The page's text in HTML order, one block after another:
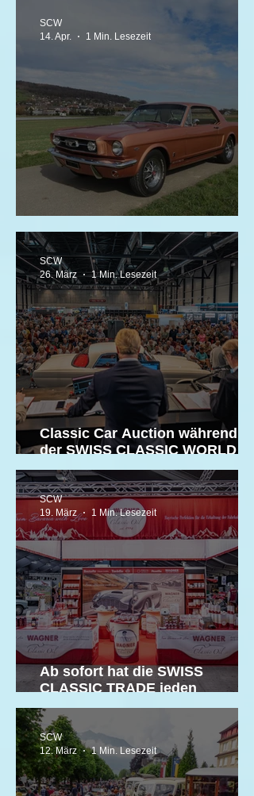
ACS Young Drivers Classic Cars
SCW
14. Apr.
1 Min. Lesezeit
Classic Car Auction während
der SWISS CLASSIC WORLD
2026
SCW
26. März
1 Min. Lesezeit
Ab sofort hat die SWISS
CLASSIC TRADE jeden
Mittwoch geöffnet!
SCW
19. März
1 Min. Lesezeit
SCW
12. März
1 Min. Lesezeit